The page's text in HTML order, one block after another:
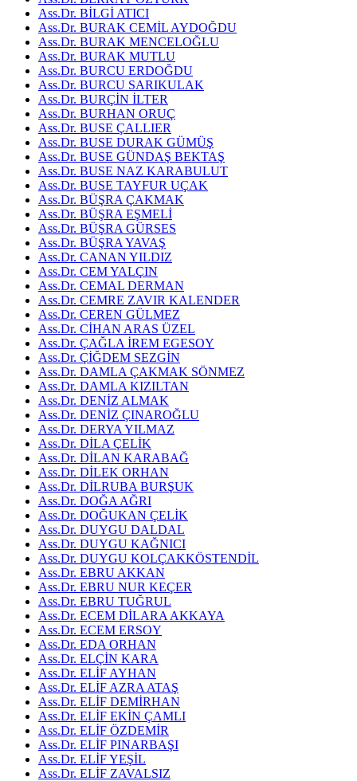
Ass.Dr. BİLGİ ATICI
Ass.Dr. BURAK CEMİL AYDOĞDU
Ass.Dr. BURAK MENCELOĞLU
Ass.Dr. BURAK MUTLU
Ass.Dr. BURCU ERDOĞDU
Ass.Dr. BURCU SARIKULAK
Ass.Dr. BURÇİN İLTER
Ass.Dr. BURHAN ORUÇ
Ass.Dr. BUSE ÇALLIER
Ass.Dr. BUSE DURAK GÜMÜŞ
Ass.Dr. BUSE GÜNDAŞ BEKTAŞ
Ass.Dr. BUSE NAZ KARABULUT
Ass.Dr. BUSE TAYFUR UÇAK
Ass.Dr. BÜŞRA ÇAKMAK
Ass.Dr. BÜŞRA EŞMELİ
Ass.Dr. BÜŞRA GÜRSES
Ass.Dr. BÜŞRA YAVAŞ
Ass.Dr. CANAN YILDIZ
Ass.Dr. CEM YALÇIN
Ass.Dr. CEMAL DERMAN
Ass.Dr. CEMRE ZAVIR KALENDER
Ass.Dr. CEREN GÜLMEZ
Ass.Dr. CİHAN ARAS ÜZEL
Ass.Dr. ÇAĞLA İREM EGESOY
Ass.Dr. ÇİĞDEM SEZGİN
Ass.Dr. DAMLA ÇAKMAK SÖNMEZ
Ass.Dr. DAMLA KIZILTAN
Ass.Dr. DENİZ ALMAK
Ass.Dr. DENİZ ÇINAROĞLU
Ass.Dr. DERYA YILMAZ
Ass.Dr. DİLA ÇELİK
Ass.Dr. DİLAN KARABAĞ
Ass.Dr. DİLEK ORHAN
Ass.Dr. DİLRUBA BURŞUK
Ass.Dr. DOĞA AĞRI
Ass.Dr. DOĞUKAN ÇELİK
Ass.Dr. DUYGU DALDAL
Ass.Dr. DUYGU KAĞNICI
Ass.Dr. DUYGU KOLÇAKKÖSTENDİL
Ass.Dr. EBRU AKKAN
Ass.Dr. EBRU NUR KEÇER
Ass.Dr. EBRU TUĞRUL
Ass.Dr. ECEM DİLARA AKKAYA
Ass.Dr. ECEM ERSOY
Ass.Dr. EDA ORHAN
Ass.Dr. ELÇİN KARA
Ass.Dr. ELİF AYHAN
Ass.Dr. ELİF AZRA ATAŞ
Ass.Dr. ELİF DEMİRHAN
Ass.Dr. ELİF EKİN ÇAMLI
Ass.Dr. ELİF ÖZDEMİR
Ass.Dr. ELİF PINARBAŞI
Ass.Dr. ELİF YEŞİL
Ass.Dr. ELİF ZAVALSIZ